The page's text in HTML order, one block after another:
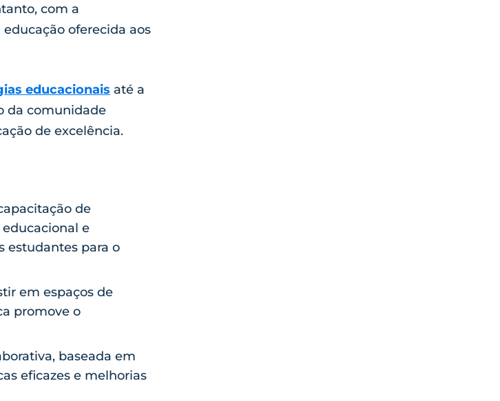
com a
oferecida aos
educacionais até a
da comunidade
de excelência.
de
e
estudantes para o
em espaços de
promove o
baseada em
eficazes e melhorias